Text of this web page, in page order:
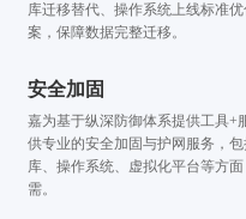
库迁移替代、操作系统上线标准
案，保障数据完整迁移。
安全加固
嘉为基于纵深防御体系提供工具+
供专业的安全加固与护网服务，
库、操作系统、虚拟化平台等方
需。